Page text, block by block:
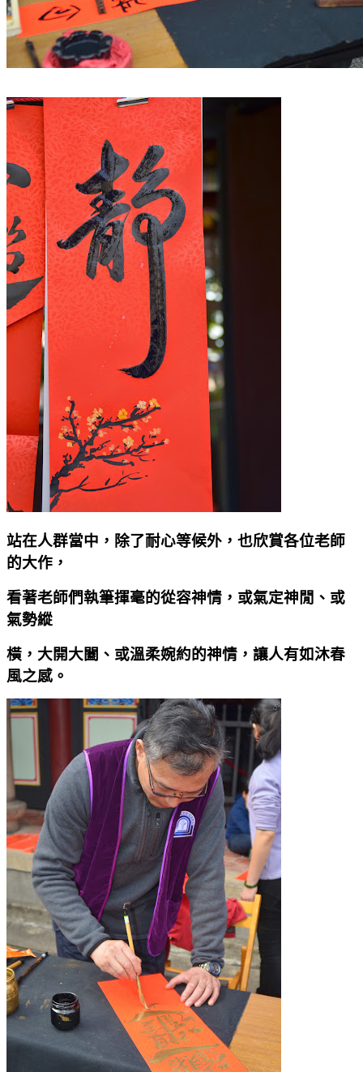
站在人群當中，除了耐心等候外，也欣賞各位老師
的大作，
看著老師們執筆揮毫的從容神情，或氣定神閒、或
氣勢縱
橫，大開大闔、或溫柔婉約的神情，讓人有如沐春
風之感。